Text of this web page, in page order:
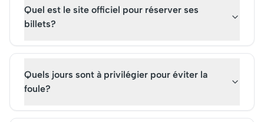
Quel est le site officiel pour réserver ses
billets?
Quels jours sont à privilégier pour éviter la
foule?